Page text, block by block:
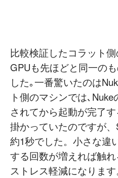
比較検証したコラット
GPUも先ほどと同一の
した｡一番驚いたのは
ト側のマシンでは､
されてから起動が完了
掛かっていたのですが
約1秒でした。小さな違
する回数が増えれば触
ストレス軽減になります